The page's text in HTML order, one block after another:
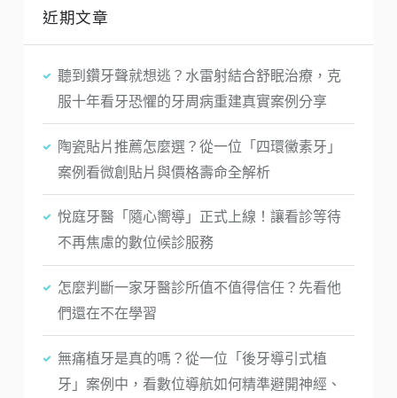
近期文章
聽到鑽牙聲就想逃？水雷射結合舒眠治療，克
服十年看牙恐懼的牙周病重建真實案例分享
陶瓷貼片推薦怎麼選？從一位「四環黴素牙」
案例看微創貼片與價格壽命全解析
悅庭牙醫「隨心嚮導」正式上線！讓看診等待
不再焦慮的數位候診服務
怎麼判斷一家牙醫診所值不值得信任？先看他
們還在不在學習
無痛植牙是真的嗎？從一位「後牙導引式植
牙」案例中，看數位導航如何精準避開神經、